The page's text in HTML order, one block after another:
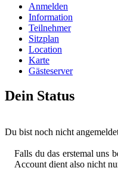
Anmelden
Information
Teilnehmer
Sitzplan
Location
Karte
Gästeserver
Dein Status
Du bist noch nicht
Falls du das erstemal uns
Account dient also nicht